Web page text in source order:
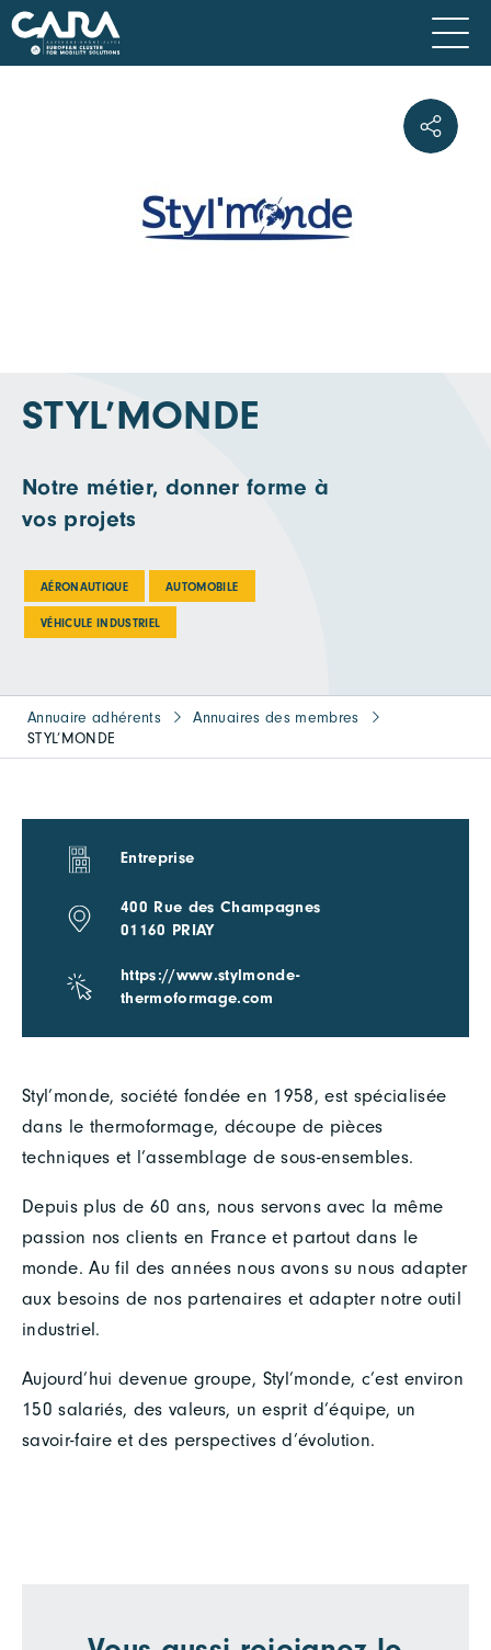
STYL’MONDE
Notre métier, donner forme à
vos projets
AÉRONAUTIQUE AUTOMOBILE
VÉHICULE INDUSTRIEL
Annuaire adhérents
Annuaires des membres
STYL’MONDE
Styl’monde, société fondée en 1958, est spécialisée
dans le thermoformage, découpe de pièces
techniques et l’assemblage de sous-ensembles.
Depuis plus de 60 ans, nous servons avec la même
passion nos clients en France et partout dans le
monde. Au fil des années nous avons su nous adapter
aux besoins de nos partenaires et adapter notre outil
industriel.
Aujourd’hui devenue groupe, Styl’monde, c’est environ
150 salariés, des valeurs, un esprit d’équipe, un
savoir-faire et des perspectives d’évolution.
Entreprise
400 Rue des Champagnes
01160 PRIAY
https://www.stylmonde-
thermoformage.com